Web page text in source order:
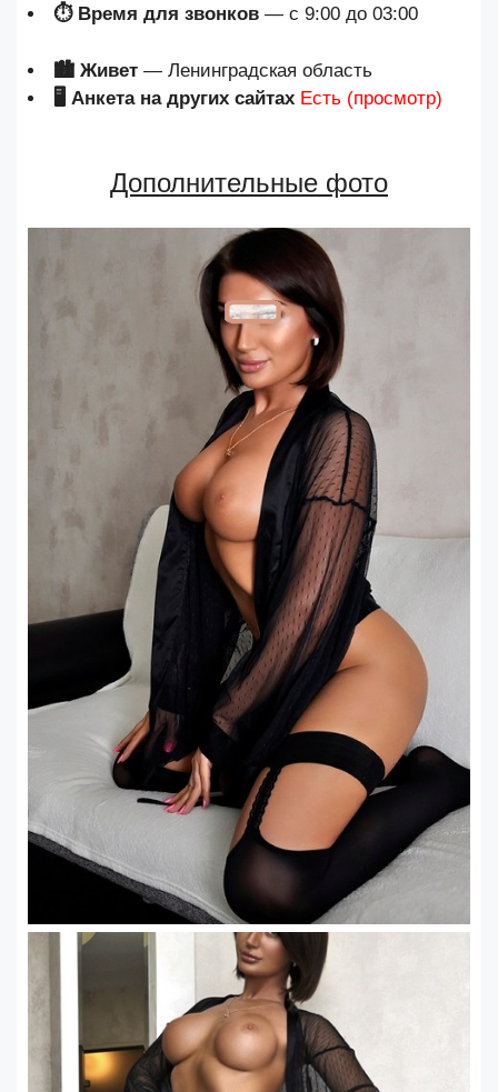
⏱ Время для звонков — с 9:00 до 03:00
🏙 Живет — Ленинградская область
🖥 Анкета на других сайтах Есть (просмотр)
Дополнительные фото